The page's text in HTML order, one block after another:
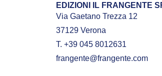
EDIZIONI IL FRANGENTE
Via Gaetano Trezza 12
37129 Verona
T. +39 045 8012631
frangente@frangente.com